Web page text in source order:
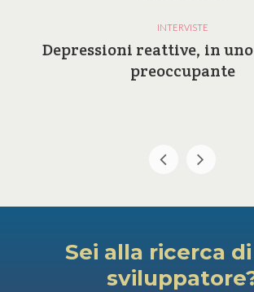
INTERVISTE
Depressioni reattive, in
preoccupante
Sei alla ricerca